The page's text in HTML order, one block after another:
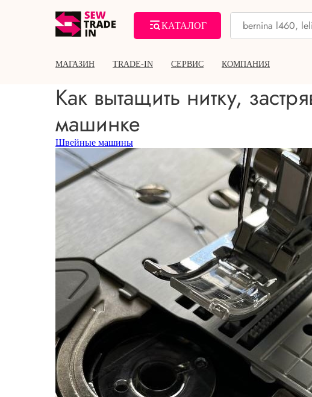
КАТАЛОГ
МАГАЗИН TRADE-IN СЕРВИС КОМПАНИЯ
Как вытащить нитку,
машинке
Швейные машины